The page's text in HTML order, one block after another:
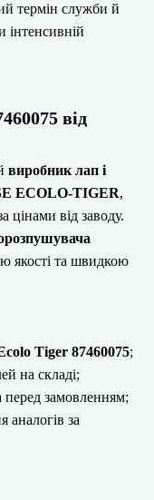
термін служби й
інтенсивній
від
виробник лап і
ECOLO-TIGER,
цінами від заводу.
якості та швидкою
Tiger 87460075;
складі;
замовленням;
за